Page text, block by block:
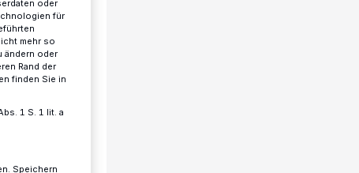
oder
für
mehr so
ändern oder
Rand der
finden Sie in
1 S. 1 lit. a
Speichern